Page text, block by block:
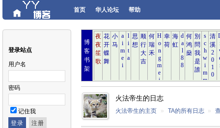
首页 华人论坛 帮助
登录站点
用户名
密码
记住我
博
客
书
架
火法帝生的日志
火法帝生的主页 » TA的所有日志 »